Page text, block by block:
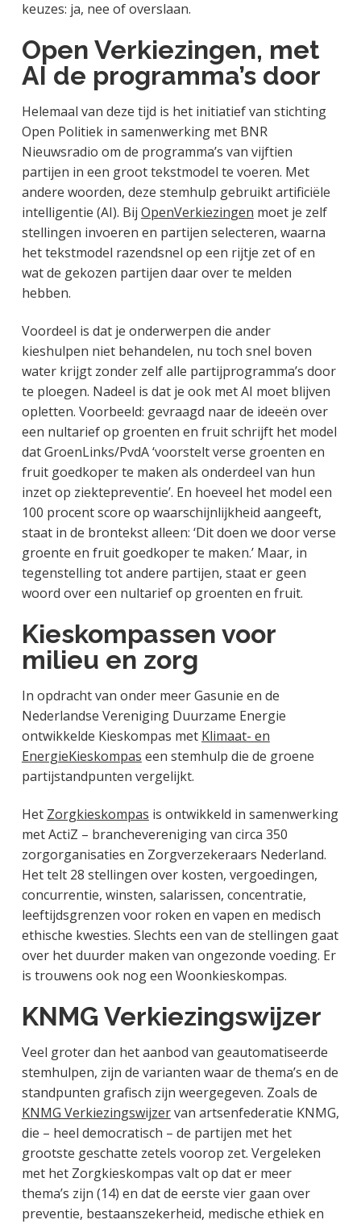
keuzes: ja, nee of overslaan.
Open Verkiezingen, met
AI de programma’s door
Helemaal van deze tijd is het initiatief van stichting
Open Politiek in samenwerking met BNR
Nieuwsradio om de programma’s van vijftien
partijen in een groot tekstmodel te voeren. Met
andere woorden, deze stemhulp gebruikt artificiële
intelligentie (AI). Bij OpenVerkiezingen moet je zelf
stellingen invoeren en partijen selecteren, waarna
het tekstmodel razendsnel op een rijtje zet of en
wat de gekozen partijen daar over te melden
hebben.
Voordeel is dat je onderwerpen die ander
kieshulpen niet behandelen, nu toch snel boven
water krijgt zonder zelf alle partijprogramma’s door
te ploegen. Nadeel is dat je ook met AI moet blijven
opletten. Voorbeeld: gevraagd naar de ideeën over
een nultarief op groenten en fruit schrijft het model
dat GroenLinks/PvdA ‘voorstelt verse groenten en
fruit goedkoper te maken als onderdeel van hun
inzet op ziektepreventie’. En hoeveel het model een
100 procent score op waarschijnlijkheid aangeeft,
staat in de brontekst alleen: ‘Dit doen we door verse
groente en fruit goedkoper te maken.’ Maar, in
tegenstelling tot andere partijen, staat er geen
woord over een nultarief op groenten en fruit.
Kieskompassen voor
milieu en zorg
In opdracht van onder meer Gasunie en de
Nederlandse Vereniging Duurzame Energie
ontwikkelde Kieskompas met Klimaat- en
EnergieKieskompas een stemhulp die de groene
partijstandpunten vergelijkt.
Het Zorgkieskompas is ontwikkeld in samenwerking
met ActiZ – branchevereniging van circa 350
zorgorganisaties en Zorgverzekeraars Nederland.
Het telt 28 stellingen over kosten, vergoedingen,
concurrentie, winsten, salarissen, concentratie,
leeftijdsgrenzen voor roken en vapen en medisch
ethische kwesties. Slechts een van de stellingen gaat
over het duurder maken van ongezonde voeding. Er
is trouwens ook nog een Woonkieskompas.
KNMG Verkiezingswijzer
Veel groter dan het aanbod van geautomatiseerde
stemhulpen, zijn de varianten waar de thema’s en de
standpunten grafisch zijn weergegeven. Zoals de
KNMG Verkiezingswijzervan artsenfederatie KNMG,
die – heel democratisch – de partijen met het
grootste geschatte zetels voorop zet. Vergeleken
met het Zorgkieskompas valt op dat er meer
thema’s zijn (14) en dat de eerste vier gaan over
preventie, bestaanszekerheid, medische ethiek en